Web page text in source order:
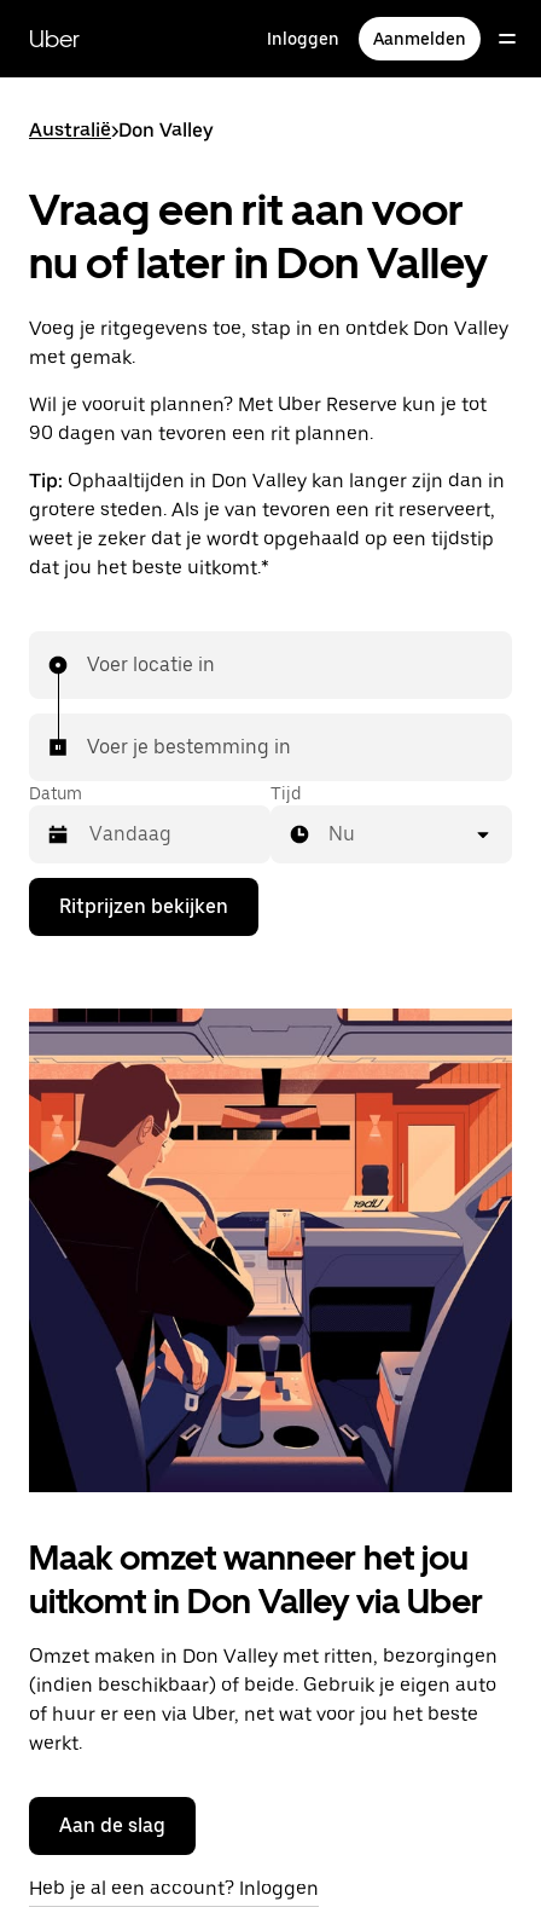
naar
hoofdinhoud
Uber Inloggen Aanmelden
Australië>Don Valley
Vraag een rit aan voor
nu of later in Don Valley
Voeg je ritgegevens toe, stap in en ontdek Don Valley
met gemak.
Wil je vooruit plannen? Met Uber Reserve kun je tot
90 dagen van tevoren een rit plannen.
Tip: Ophaaltijden in Don Valley kan langer zijn dan in
grotere steden. Als je van tevoren een rit reserveert,
weet je zeker dat je wordt opgehaald op een tijdstip
dat jou het beste uitkomt.*
Voer locatie in
Voer je bestemming in
Datum
Druk
de
de
te
openen
een
datum
te
selecteren.
Druk
Escape
agenda
te
sluiten.
Tijd
Nu
Ritprijzen bekijken
Maak omzet wanneer het jou
uitkomt in Don Valley via Uber
Omzet maken in Don Valley met ritten, bezorgingen
(indien beschikbaar) of beide. Gebruik je eigen auto
of huur er een via Uber, net wat voor jou het beste
werkt.
Aan de slag
Heb je al een account? Inloggen